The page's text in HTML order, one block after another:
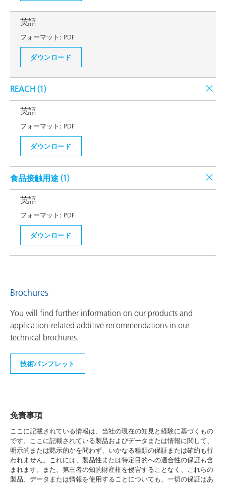
英語
フォーマット: PDF
ダウンロード
REACH (1)
英語
フォーマット: PDF
ダウンロード
食品接触用途 (1)
英語
フォーマット: PDF
ダウンロード
Brochures
You will find further information on our products and
application-related additive recommendations in our
technical brochures.
技術パンフレット
免責事項
ここに記載されている情報は、当社の現在の知見と経験に基づくもの
です。ここに記載されている製品およびデータまたは情報に関して、
明示的または黙示的かを問わず、いかなる種類の保証または確約も行
われません。これには、製品性または特定目的への適合性の保証も含
まれます。また、第三者の知的財産権を侵害することなく、これらの
製品、データまたは情報を使用することについても、一切の保証はあ